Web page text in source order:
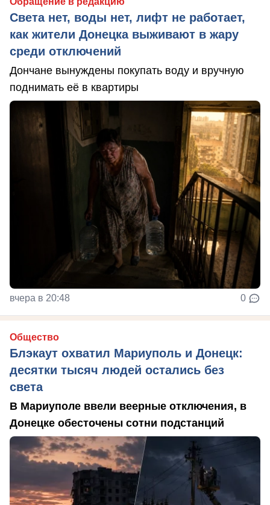
Света нет, воды нет, лифт не работает,
как жители Донецка выживают в жару
среди отключений
Дончане вынуждены покупать воду и вручную
поднимать её в квартиры
вчера в 20:48 0
Общество
Блэкаут охватил Мариуполь и Донецк:
десятки тысяч людей остались без
света
В Мариуполе ввели веерные отключения, в
Донецке обесточены сотни подстанций